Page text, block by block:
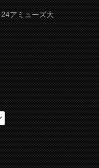
アミューズ大